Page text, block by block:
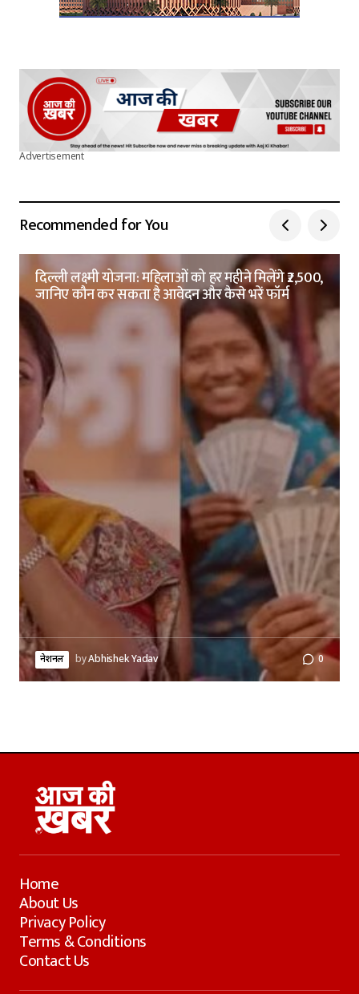
Advertisement
Recommended for You
दिल्ली लक्ष्मी योजना: महिलाओं को हर महीने मिलेंगे ₹2,500,
जानिए कौन कर सकता है आवेदन और कैसे भरें फॉर्म
नेशनल byAbhishek Yadav 0
Home
About Us
Privacy Policy
Terms & Conditions
Contact Us